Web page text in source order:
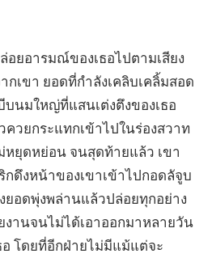
ยอารมณ์ของเธอไปตามเสียง
กเขา ยอดที่กำลังเคลิบเคลิ้มสอด
บนมใหญ่ที่แสนเต่งตึงของเธอ
ควยกระแทกเข้าไปในร่องสวาท
หยุดหย่อน จนสุดท้ายแล้ว เขา
กดึงหน้าของเขาเข้าไปกอดลัจูบ
อดพุ่งพล่านแล้วปล่อยทุกอย่าง
านจนไม่ได้เอาออกมาหลายวัน
โดยที่อีกฝ่ายไม่มีแม้แต่จะ